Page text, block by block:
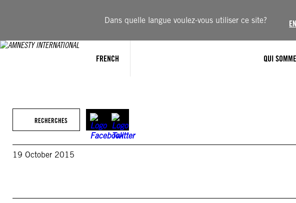
Dans quelle langue voulez-vous utiliser ce site?
FRENCH QUI
RECHERCHES
19 October 2015